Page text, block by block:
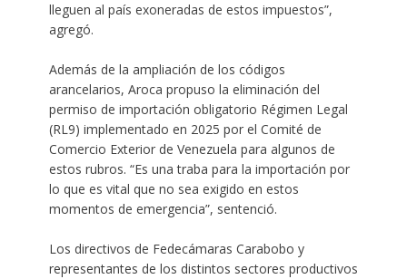
lleguen al país exoneradas de estos impuestos”,
agregó.
Además de la ampliación de los códigos
arancelarios, Aroca propuso la eliminación del
permiso de importación obligatorio Régimen Legal
(RL9) implementado en 2025 por el Comité de
Comercio Exterior de Venezuela para algunos de
estos rubros. “Es una traba para la importación por
lo que es vital que no sea exigido en estos
momentos de emergencia”, sentenció.
Los directivos de Fedecámaras Carabobo y
representantes de los distintos sectores productivos